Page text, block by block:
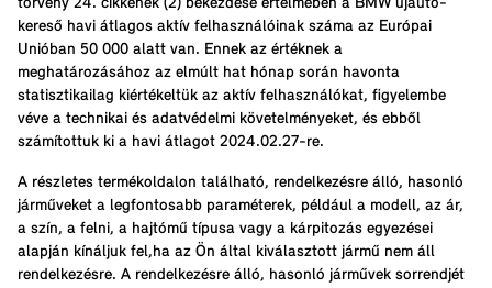
törvény 24. cikkének (2) bekezdése értelmében a BMW újautó-
kereső havi átlagos aktív felhasználóinak száma az Európai
Unióban 50 000 alatt van. Ennek az értéknek a
meghatározásához az elmúlt hat hónap során havonta
statisztikailag kiértékeltük az aktív felhasználókat, figyelembe
véve a technikai és adatvédelmi követelményeket, és ebből
számítottuk ki a havi átlagot 2024.02.27-re.
A részletes termékoldalon található, rendelkezésre álló, hasonló
járműveket a legfontosabb paraméterek, például a modell, az ár,
a szín, a felni, a hajtómű típusa vagy a kárpitozás egyezései
alapján kínáljuk fel,ha az Ön által kiválasztott jármű nem áll
rendelkezésre. A rendelkezésre álló, hasonló járművek sorrendjét